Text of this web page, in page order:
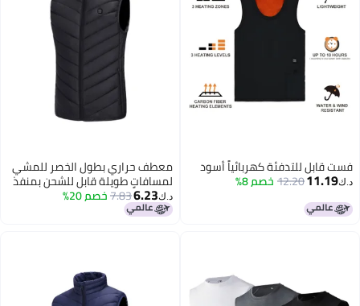
فست قابل للتدفئة كهربائياً أسود
د.ك‏11.19
12.20خصم 8%
معطف حراري بطول الخصر للمشي
لمسافاتٍ طويلة قابل للشحن بمنفذ
USB وقابل للتعديل أسود
د.ك‏6.23
7.83خصم 20%